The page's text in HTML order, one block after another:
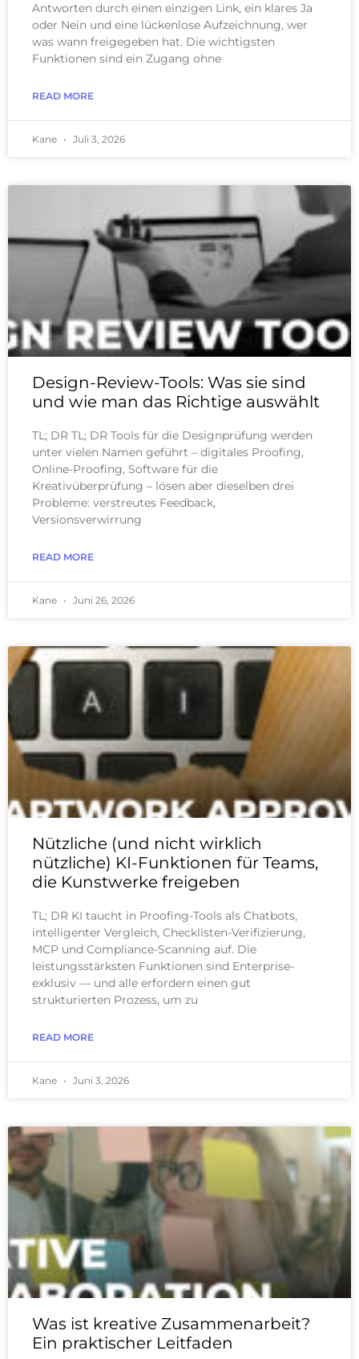
Antworten durch einen einzigen Link, ein klares Ja
oder Nein und eine lückenlose Aufzeichnung, wer
was wann freigegeben hat. Die wichtigsten
Funktionen sind ein Zugang ohne
READ MORE
Kane Juli 3, 2026
Design-Review-Tools: Was sie sind
und wie man das Richtige auswählt
TL; DR TL; DR Tools für die Designprüfung werden
unter vielen Namen geführt – digitales Proofing,
Online-Proofing, Software für die
Kreativüberprüfung – lösen aber dieselben drei
Probleme: verstreutes Feedback,
Versionsverwirrung
READ MORE
Kane Juni 26, 2026
Nützliche (und nicht wirklich
nützliche) KI-Funktionen für Teams,
die Kunstwerke freigeben
TL; DR KI taucht in Proofing-Tools als Chatbots,
intelligenter Vergleich, Checklisten-Verifizierung,
MCP und Compliance-Scanning auf. Die
leistungsstärksten Funktionen sind Enterprise-
exklusiv — und alle erfordern einen gut
strukturierten Prozess, um zu
READ MORE
Kane Juni 3, 2026
Was ist kreative Zusammenarbeit?
Ein praktischer Leitfaden